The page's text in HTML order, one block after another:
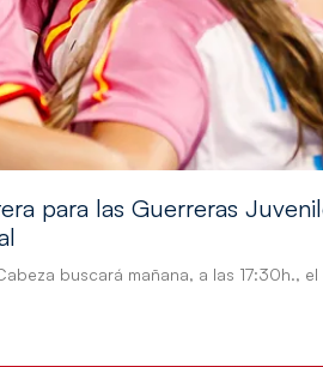
para las Guerreras
buscará mañana, a las 17:30h., el